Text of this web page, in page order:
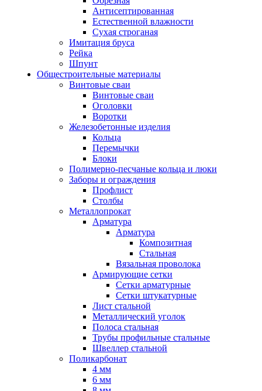
Антисептированная
Естественной влажности
Сухая строганая
Имитация бруса
Рейка
Шпунт
Общестроительные материалы
Винтовые сваи
Винтовые сваи
Оголовки
Воротки
Железобетонные изделия
Кольца
Перемычки
Блоки
Полимерно-песчаные кольца и люки
Заборы и ограждения
Профлист
Столбы
Металлопрокат
Арматура
Арматура
Композитная
Стальная
Вязальная проволока
Армирующие сетки
Сетки арматурные
Сетки штукатурные
Лист стальной
Металлический уголок
Полоса стальная
Трубы профильные стальные
Швеллер стальной
Поликарбонат
4 мм
6 мм